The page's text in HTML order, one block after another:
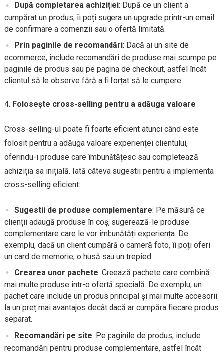
După completarea achiziției: După ce un client a
cumpărat un produs, îi poți sugera un upgrade printr-un email
de confirmare a comenzii sau o ofertă limitată.
Prin paginile de recomandări: Dacă ai un site de
ecommerce, include recomandări de produse mai scumpe pe
paginile de produs sau pe pagina de checkout, astfel încât
clientul să le observe fără a fi forțat să le cumpere.
Folosește cross-selling pentru a adăuga valoare
Cross-selling-ul poate fi foarte eficient atunci când este
folosit pentru a adăuga valoare experienței clientului,
oferindu-i produse care îmbunătățesc sau completează
achiziția sa inițială. Iată câteva sugestii pentru a implementa
cross-selling eficient:
Sugestii de produse complementare: Pe măsură ce
clienții adaugă produse în coș, sugerează-le produse
complementare care le vor îmbunătăți experiența. De
exemplu, dacă un client cumpără o cameră foto, îi poți oferi
un card de memorie, o husă sau un trepied.
Crearea unor pachete: Creează pachete care combină
mai multe produse într-o ofertă specială. De exemplu, un
pachet care include un produs principal și mai multe accesorii
la un preț mai avantajos decât dacă ar cumpăra fiecare produs
separat.
Recomandări pe site: Pe paginile de produs, include
recomandări pentru produse complementare, astfel încât